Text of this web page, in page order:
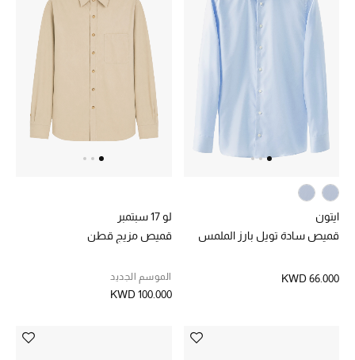
ايتون
قميص سادة تويل بارز الملمس
KWD 66.000
لو 17 سبتمبر
قميص مزيج قطن
الموسم الجديد
KWD 100.000